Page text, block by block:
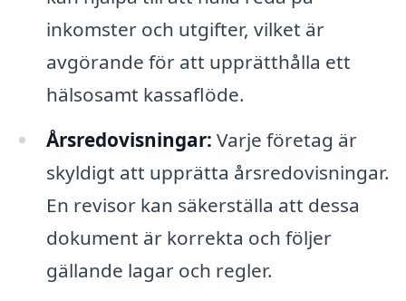
inkomster och utgifter, vilket är
avgörande för att upprätthålla ett
hälsosamt kassaflöde.
Årsredovisningar: Varje företag är
skyldigt att upprätta årsredovisningar.
En revisor kan säkerställa att dessa
dokument är korrekta och följer
gällande lagar och regler.